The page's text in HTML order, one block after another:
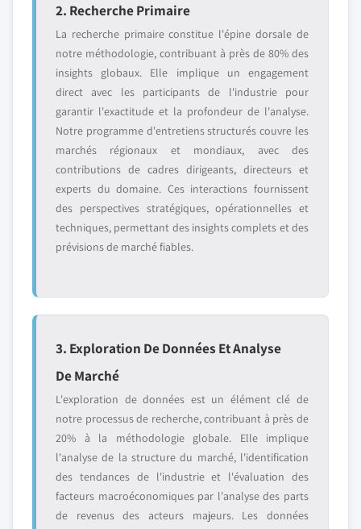
2. Recherche Primaire
La recherche primaire constitue l'épine dorsale de
notre méthodologie, contribuant à près de 80% des
insights globaux. Elle implique un engagement
direct avec les participants de l'industrie pour
garantir l'exactitude et la profondeur de l'analyse.
Notre programme d'entretiens structurés couvre les
marchés régionaux et mondiaux, avec des
contributions de cadres dirigeants, directeurs et
experts du domaine. Ces interactions fournissent
des perspectives stratégiques, opérationnelles et
techniques, permettant des insights complets et des
prévisions de marché fiables.
3. Exploration De Données Et Analyse
De Marché
L'exploration de données est un élément clé de
notre processus de recherche, contribuant à près de
20% à la méthodologie globale. Elle implique
l'analyse de la structure du marché, l'identification
des tendances de l'industrie et l'évaluation des
facteurs macroéconomiques par l'analyse des parts
de revenus des acteurs majeurs. Les données